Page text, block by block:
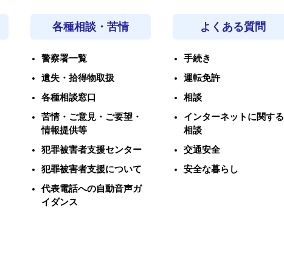
各種相談・苦情
警察署一覧
遺失・拾得物取扱
各種相談窓口
苦情・ご意見・ご要望・
情報提供等
犯罪被害者支援センター
犯罪被害者支援について
代表電話への自動音声ガ
イダンス
よくある質問
手続き
運転免許
相談
インターネットに関する
相談
交通安全
安全な暮らし